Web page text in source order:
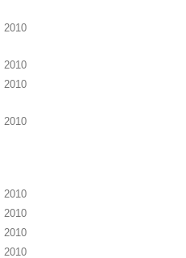
2010
2010
2010
2010
2010
2010
2010
2010